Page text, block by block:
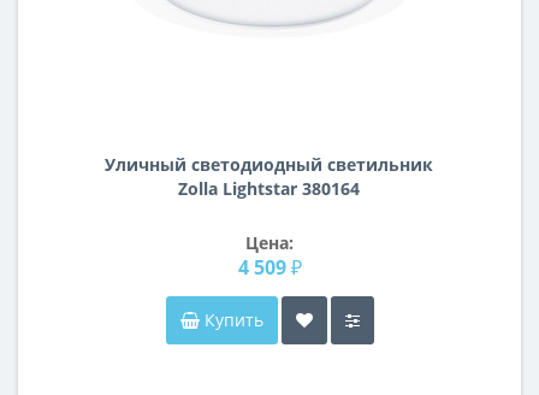
Уличный светодиодный светильник
Zolla Lightstar 380164
Цена:
4 509 ₽
Купить